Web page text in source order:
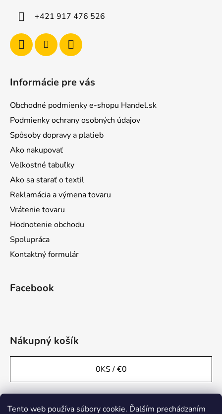
Tento web používa súbory cookie. Ďalším prechádzaním
+421 917 476 526
Informácie pre vás
Obchodné podmienky e-shopu Handel.sk
Podmienky ochrany osobných údajov
Spôsoby dopravy a platieb
Ako nakupovať
Veľkostné tabuľky
Ako sa starať o textil
Reklamácia a výmena tovaru
Vrátenie tovaru
Hodnotenie obchodu
Spolupráca
Kontaktný formulár
Facebook
Nákupný košík
0KS /€0